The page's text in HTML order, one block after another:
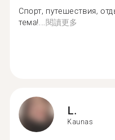
Спорт, путешествия,
тема!... 閱讀更多
L.
Kaunas